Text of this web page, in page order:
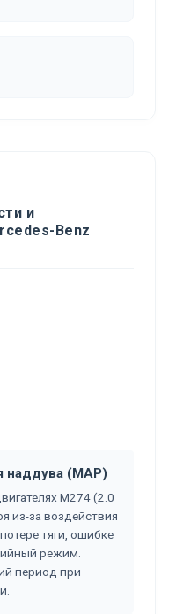
и
Benz
наддува (MAP)
M274 (2.0
из-за воздействия
тяги, ошибке
режим.
период при